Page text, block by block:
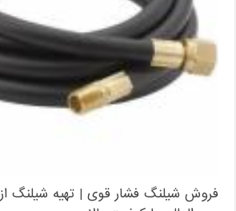
فروش شیلنگ فشار قوی | تهیه شیلنگ از